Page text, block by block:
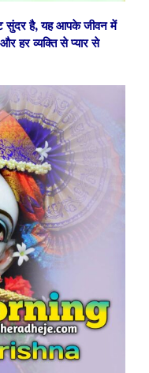
सुंदर है, यह आपके जीवन में
हर व्यक्ति से प्यार से